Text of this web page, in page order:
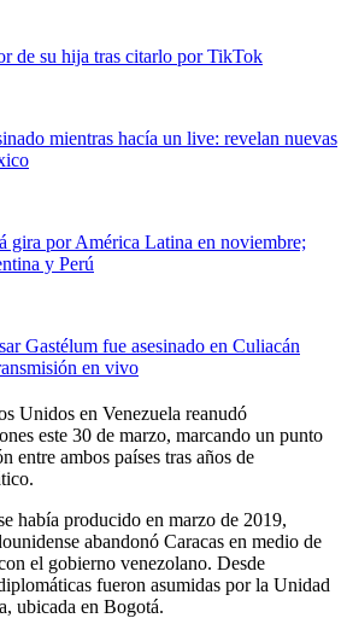
de su hija tras citarlo por TikTok
mientras hacía un live: revelan nuevas
gira por América Latina en noviembre;
y Perú
Gastélum fue asesinado en Culiacán
en vivo
Unidos en Venezuela reanudó
este 30 de marzo, marcando un punto
entre ambos países tras años de
había producido en marzo de 2019,
abandonó Caracas en medio de
el gobierno venezolano. Desde
fueron asumidas por la Unidad
ubicada en Bogotá.